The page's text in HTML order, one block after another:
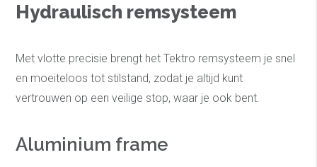
Hydraulisch remsysteem
Met vlotte precisie brengt het Tektro remsysteem je snel
en moeiteloos tot stilstand, zodat je altijd kunt
vertrouwen op een veilige stop, waar je ook bent.
Aluminium frame